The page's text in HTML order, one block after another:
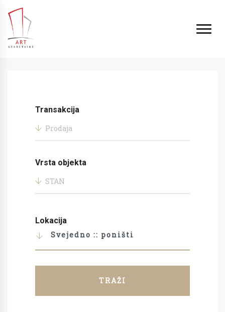
Transakcija
Prodaja
Vrsta objekta
STAN
Lokacija
Svejedno :: poništi
TRAŽI